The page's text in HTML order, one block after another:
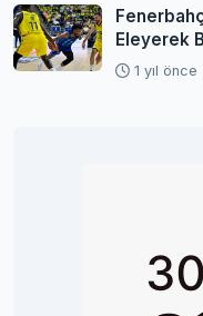
Eleyerek
Yükseldi
1 yıl önce